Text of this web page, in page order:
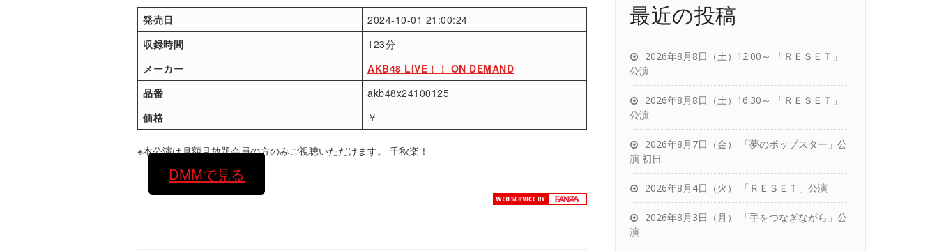
発売日
2024-10-01 21:00:24
収録時間
123分
メーカー
AKB48 LIVE！！ ON DEMAND
品番
akb48x24100125
価格
￥-
※本公演は月額見放題会員の方のみご視聴いただけます。 千秋楽！
DMMで見る
最近の投稿
2026年8月8日（土）12:00～ 「ＲＥＳＥＴ」
公演
2026年8月8日（土）16:30～ 「ＲＥＳＥＴ」
公演
2026年8月7日（金） 「夢のポップスター」公
演 初日
2026年8月4日（火） 「ＲＥＳＥＴ」公演
2026年8月3日（月） 「手をつなぎながら」公
演